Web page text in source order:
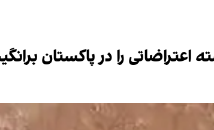
اعتراضاتی را در پاکستان